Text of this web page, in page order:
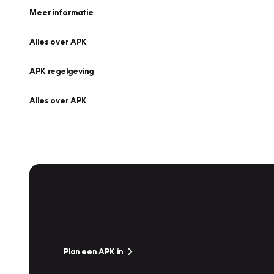
Meer informatie
Alles over APK
APK regelgeving
Alles over APK
Plan een APK in